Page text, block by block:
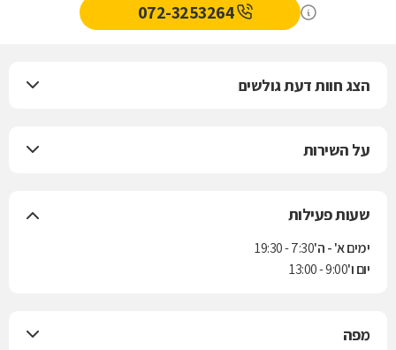
072-3253264
הצג חוות דעת גולשים
על השירות
שעות פעילות
ימים א' - ה'7:30 - 19:30
יום ו'9:00 - 13:00
מפה